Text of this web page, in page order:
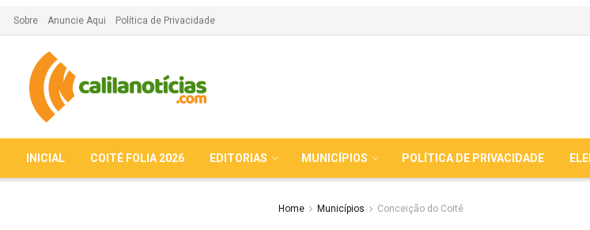
Sobre Anuncie Aqui Política de Privacidade
INICIAL COITÉ FOLIA 2026 EDITORIAS MUNICÍPIOS POLÍTICA DE PRIVACIDADE
Home Municípios Conceição do Coité